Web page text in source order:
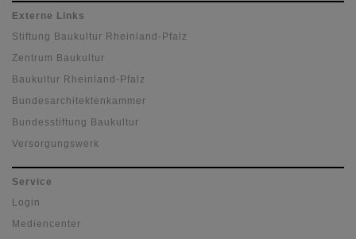
Externe Links
Stiftung Baukultur Rheinland-Pfalz
Zentrum Baukultur
Baukultur Rheinland-Pfalz
Bundesarchitektenkammer
Bundesstiftung Baukultur
Versorgungswerk
Service
Login
Mediencenter